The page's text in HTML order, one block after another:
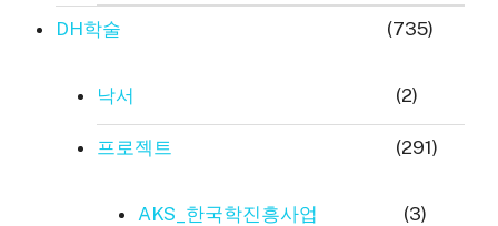
DH학술 (735)
낙서 (2)
프로젝트 (291)
AKS_한국학진흥사업 (3)